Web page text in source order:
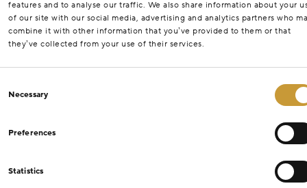
features and to analyse our traffic. We also share information about your
of our site with our social media, advertising and analytics partners who
combine it with other information that you’ve provided to them or that
they’ve collected from your use of their services.
Selection
Necessary
Preferences
Statistics